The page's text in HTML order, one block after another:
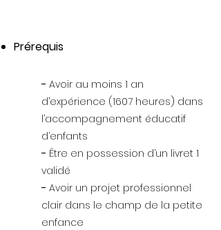
Prérequis
- Avoir au moins 1 an
d’expérience (1607 heures) dans
l’accompagnement éducatif
d’enfants
- Être en possession d’un livret 1
validé
- Avoir un projet professionnel
clair dans le champ de la petite
enfance